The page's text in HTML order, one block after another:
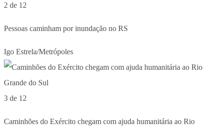
2 de 12
Pessoas caminham por inundação no RS
Igo Estrela/Metrópoles
3 de 12
Caminhões do Exército chegam com ajuda humanitária ao Rio